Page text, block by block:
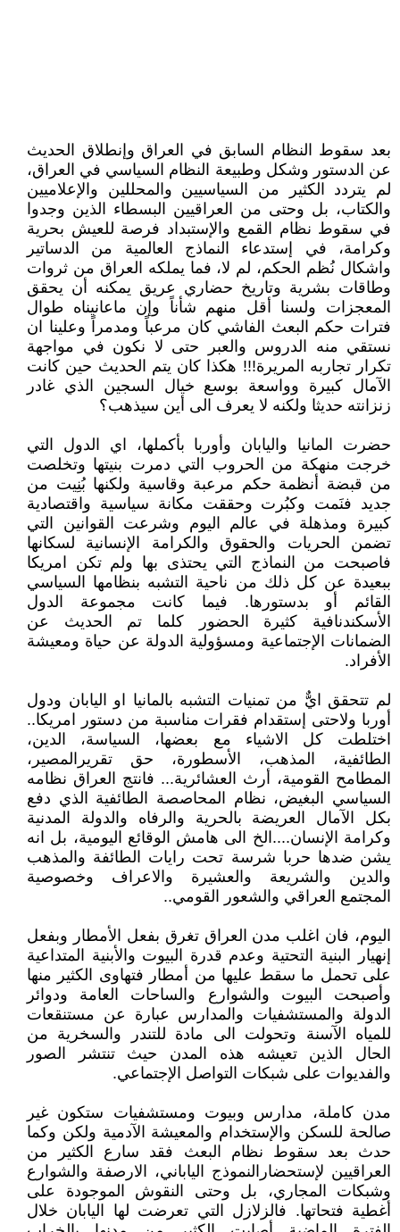
بعد سقوط النظام السابق في العراق وإنطلاق الحديث
عن الدستور وشكل وطبيعة النظام السياسي في العراق،
لم يتردد الكثير من السياسيين والمحللين والإعلاميين
والكتاب، بل وحتى من العراقيين البسطاء الذين وجدوا
في سقوط نظام القمع والإستبداد فرصة للعيش بحرية
وكرامة، في إستدعاء النماذج العالمية من الدساتير
واشكال نُظم الحكم، لم لا، فما يملكه العراق من ثروات
وطاقات بشرية وتاريخ حضاري عريق يمكنه أن يحقق
المعجزات ولسنا أقل منهم شأناً وإن ماعانيناه طوال
فترات حكم البعث الفاشي كان مرعباً ومدمراً وعلينا ان
نستقي منه الدروس والعبر حتى لا نكون في مواجهة
تكرار تجاربه المريرة!!! هكذا كان يتم الحديث حين كانت
الآمال كبيرة وواسعة بوسع خيال السجين الذي غادر
زنزانته حديثا ولكنه لا يعرف الى أين سيذهب؟
حضرت المانيا واليابان وأوربا بأكملها، اي الدول التي
خرجت منهكة من الحروب التي دمرت بنيتها وتخلصت
من قبضة أنظمة حكم مرعبة وقاسية ولكنها بُنِيت من
جديد فنَمت وكبُرت وحققت مكانة سياسية واقتصادية
كبيرة ومذهلة في عالم اليوم وشرعت القوانين التي
تضمن الحريات والحقوق والكرامة الإنسانية لسكانها
فاصبحت من النماذج التي يحتذى بها ولم تكن امريكا
ببعيدة عن كل ذلك من ناحية التشبه بنظامها السياسي
القائم أو بدستورها. فيما كانت مجموعة الدول
الأسكندنافية كثيرة الحضور كلما تم الحديث عن
الضمانات الإجتماعية ومسؤولية الدولة عن حياة ومعيشة
الأفراد.
لم تتحقق ايٌّ من تمنيات التشبه بالمانيا او اليابان ودول
أوربا ولاحتى إستقدام فقرات مناسبة من دستور امريكا..
اختلطت كل الاشياء مع بعضها، السياسة، الدين،
الطائفية، المذهب، الأسطورة، حق تقريرالمصير،
المطامح القومية، أرث العشائرية... فانتج العراق نظامه
السياسي البغيض، نظام المحاصصة الطائفية الذي دفع
بكل الآمال العريضة بالحرية والرفاه والدولة المدنية
وكرامة الإنسان....الخ الى هامش الوقائع اليومية، بل انه
يشن ضدها حربا شرسة تحت رايات الطائفة والمذهب
والدين والشريعة والعشيرة والاعراف وخصوصية
المجتمع العراقي والشعور القومي..
اليوم، فان اغلب مدن العراق تغرق بفعل الأمطار وبفعل
إنهيار البنية التحتية وعدم قدرة البيوت والأبنية المتداعية
على تحمل ما سقط عليها من أمطار فتهاوى الكثير منها
وأصبحت البيوت والشوارع والساحات العامة ودوائر
الدولة والمستشفيات والمدارس عبارة عن مستنقعات
للمياه الآسنة وتحولت الى مادة للتندر والسخرية من
الحال الذين تعيشه هذه المدن حيث تنتشر الصور
والفديوات على شبكات التواصل الإجتماعي.
مدن كاملة، مدارس وبيوت ومستشفيات ستكون غير
صالحة للسكن والإستخدام والمعيشة الآدمية ولكن وكما
حدث بعد سقوط نظام البعث فقد سارع الكثير من
العراقيين لإستحضارالنموذج الياباني، الارصفة والشوارع
وشبكات المجاري، بل وحتى النقوش الموجودة على
أغطية فتحاتها. فالزلازل التي تعرضت لها اليابان خلال